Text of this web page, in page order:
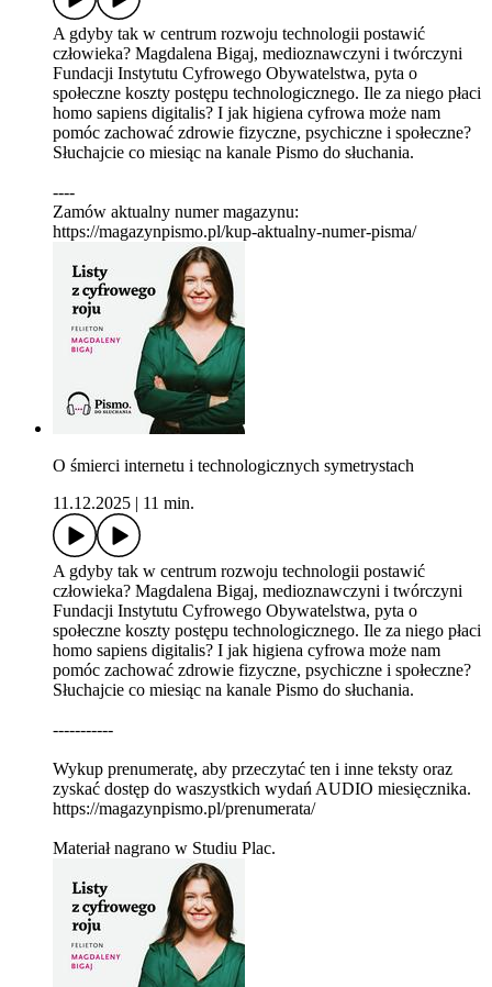
A gdyby tak w centrum rozwoju technologii postawić
człowieka? Magdalena Bigaj, medioznawczyni i twórczyni
Fundacji Instytutu Cyfrowego Obywatelstwa, pyta o
społeczne koszty postępu technologicznego. Ile za niego płaci
homo sapiens digitalis? I jak higiena cyfrowa może nam
pomóc zachować zdrowie fizyczne, psychiczne i społeczne?
Słuchajcie co miesiąc na kanale Pismo do słuchania.
----
Zamów aktualny numer magazynu:
https://magazynpismo.pl/kup-aktualny-numer-pisma/
O śmierci internetu i technologicznych symetrystach
11.12.2025 | 11 min.
A gdyby tak w centrum rozwoju technologii postawić
człowieka? Magdalena Bigaj, medioznawczyni i twórczyni
Fundacji Instytutu Cyfrowego Obywatelstwa, pyta o
społeczne koszty postępu technologicznego. Ile za niego płaci
homo sapiens digitalis? I jak higiena cyfrowa może nam
pomóc zachować zdrowie fizyczne, psychiczne i społeczne?
Słuchajcie co miesiąc na kanale Pismo do słuchania.
-----------
Wykup prenumeratę, aby przeczytać ten i inne teksty oraz
zyskać dostęp do waszystkich wydań AUDIO miesięcznika.
https://magazynpismo.pl/prenumerata/
Materiał nagrano w Studiu Plac.